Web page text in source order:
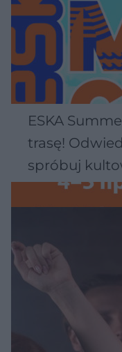
ESKA
trasę!
spróbuj
Wawelu